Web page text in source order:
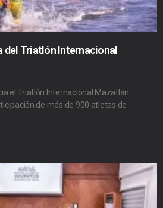
del Triatlón Internacional
el Triatlón Internacional Mazatlán
de más de 900 atletas de